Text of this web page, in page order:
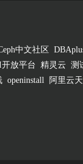
中文社区
放平台 精灵云 测
openinstall 阿里云